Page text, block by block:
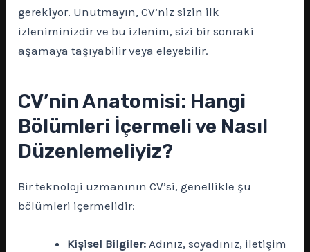
gerekiyor. Unutmayın, CV’niz sizin ilk
izleniminizdir ve bu izlenim, sizi bir sonraki
aşamaya taşıyabilir veya eleyebilir.
CV’nin Anatomisi: Hangi
Bölümleri İçermeli ve Nasıl
Düzenlemeliyiz?
Bir teknoloji uzmanının CV’si, genellikle şu
bölümleri içermelidir:
Kişisel Bilgiler: Adınız, soyadınız, iletişim